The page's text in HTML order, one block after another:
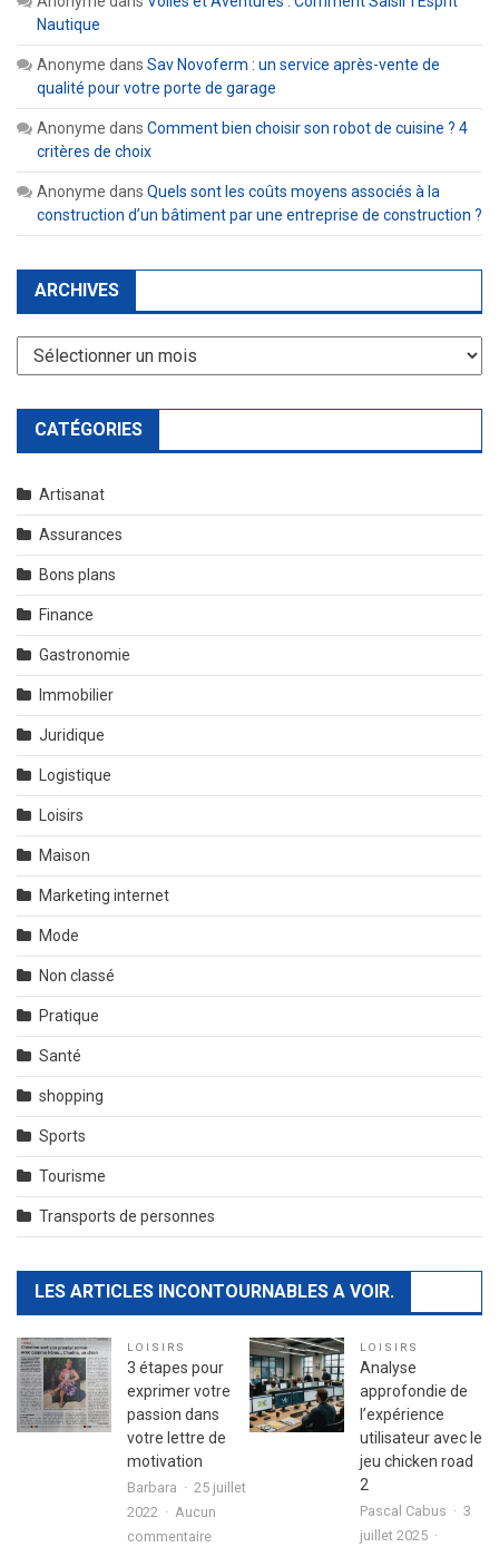
Nautique
Anonyme dans Sav Novoferm : un service après-vente de
qualité pour votre porte de garage
Anonyme dans Comment bien choisir son robot de cuisine ? 4
critères de choix
Anonyme dans Quels sont les coûts moyens associés à la
construction d’un bâtiment par une entreprise de construction ?
ARCHIVES
Archives
CATÉGORIES
Artisanat
Assurances
Bons plans
Finance
Gastronomie
Immobilier
Juridique
Logistique
Loisirs
Maison
Marketing internet
Mode
Non classé
Pratique
Santé
shopping
Sports
Tourisme
Transports de personnes
LES ARTICLES INCONTOURNABLES A VOIR.
LOISIRS
3 étapes pour
exprimer votre
passion dans
votre lettre de
motivation
Barbara
25 juillet
2022
Aucun
commentairesur
LOISIRS
Analyse
approfondie de
l’expérience
utilisateur avec le
jeu chicken road
2
Pascal Cabus
3
juillet 2025